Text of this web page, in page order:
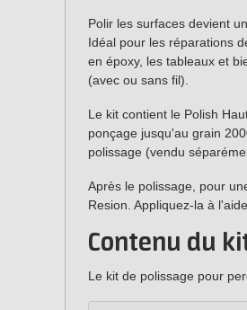
Polir les surfaces devient
Idéal pour les réparations
en époxy, les tableaux et
(avec ou sans fil).
Le kit contient le Polish
ponçage jusqu'au grain
polissage (vendu
Après le polissage, pour
Resion. Appliquez-la à
Contenu du
Le kit de polissage pour